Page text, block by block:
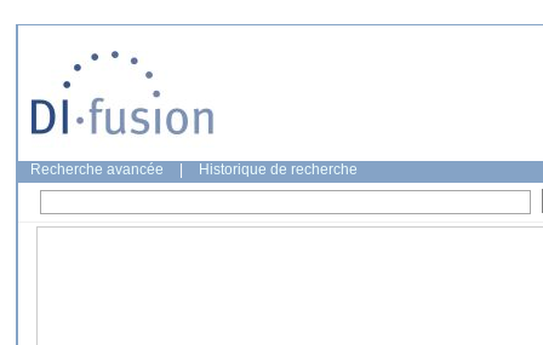
Recherche avancée Historique de recherche